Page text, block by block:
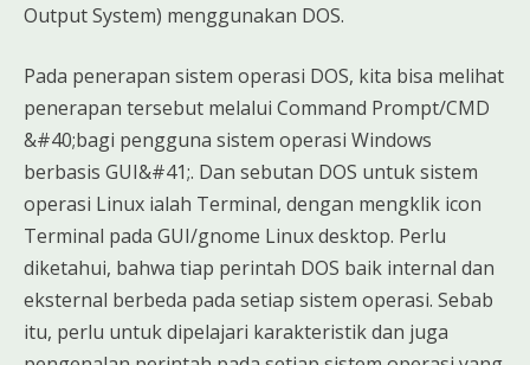
Output System) menggunakan DOS.
Pada penerapan sistem operasi DOS, kita bisa melihat
penerapan tersebut melalui Command Prompt/CMD
&#40;bagi pengguna sistem operasi Windows
berbasis GUI&#41;. Dan sebutan DOS untuk sistem
operasi Linux ialah Terminal, dengan mengklik icon
Terminal pada GUI/gnome Linux desktop. Perlu
diketahui, bahwa tiap perintah DOS baik internal dan
eksternal berbeda pada setiap sistem operasi. Sebab
itu, perlu untuk dipelajari karakteristik dan juga